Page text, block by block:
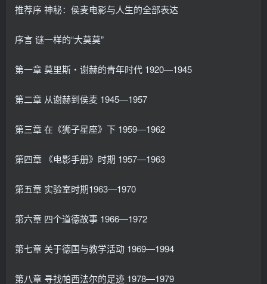
推荐序 神秘：侯麦电影与人生的全部表达
序言 谜一样的“大莫莫”
第一章 莫里斯・谢赫的青年时代 1920―1945
第二章 从谢赫到侯麦 1945―1957
第三章 在《狮子星座》下 1959―1962
第四章 《电影手册》时期 1957―1963
第五章 实验室时期1963―1970
第六章 四个道德故事 1966―1972
第七章 关于德国与教学活动 1969―1994
第八章 寻找帕西法尔的足迹 1978―1979